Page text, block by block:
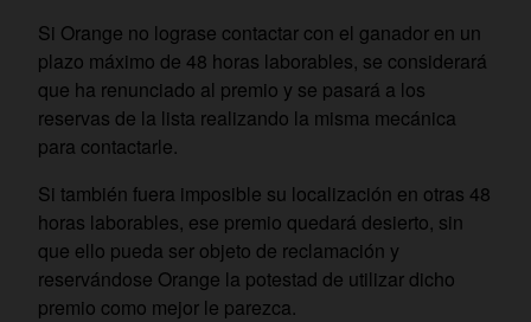
Si Orange no lograse contactar con el ganador en un
plazo máximo de 48 horas laborables, se considerará
que ha renunciado al premio y se pasará a los
reservas de la lista realizando la misma mecánica
para contactarle.
Si también fuera imposible su localización en otras 48
horas laborables, ese premio quedará desierto, sin
que ello pueda ser objeto de reclamación y
reservándose Orange la potestad de utilizar dicho
premio como mejor le parezca.